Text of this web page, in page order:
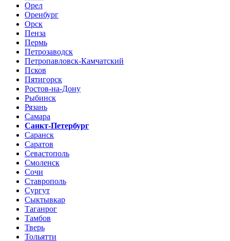
Орел
Оренбург
Орск
Пенза
Пермь
Петрозаводск
Петропавловск-Камчатский
Псков
Пятигорск
Ростов-на-Дону
Рыбинск
Рязань
Самара
Санкт-Петербург
Саранск
Саратов
Севастополь
Смоленск
Сочи
Ставрополь
Сургут
Сыктывкар
Таганрог
Тамбов
Тверь
Тольятти